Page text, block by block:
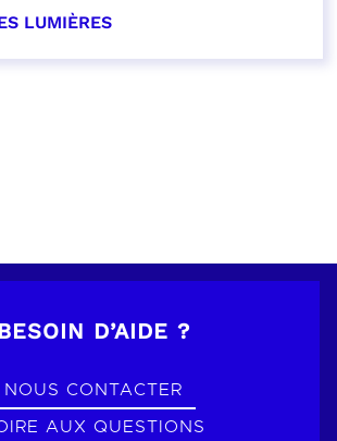
LUMIÈRES
BESOIN D’AIDE ?
NOUS CONTACTER
AUX QUESTIONS